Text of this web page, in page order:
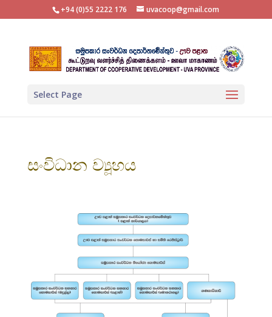
+94 (0)55 2222 176 uvacoop@gmail.com
Select Page
සංවිධාන ව්‍යූහය